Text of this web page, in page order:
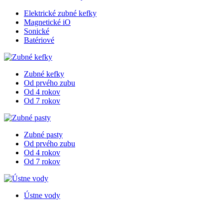
Elektrické zubné kefky
Magnetické iO
Sonické
Batériové
Zubné kefky
Od prvého zubu
Od 4 rokov
Od 7 rokov
Zubné pasty
Od prvého zubu
Od 4 rokov
Od 7 rokov
Ústne vody